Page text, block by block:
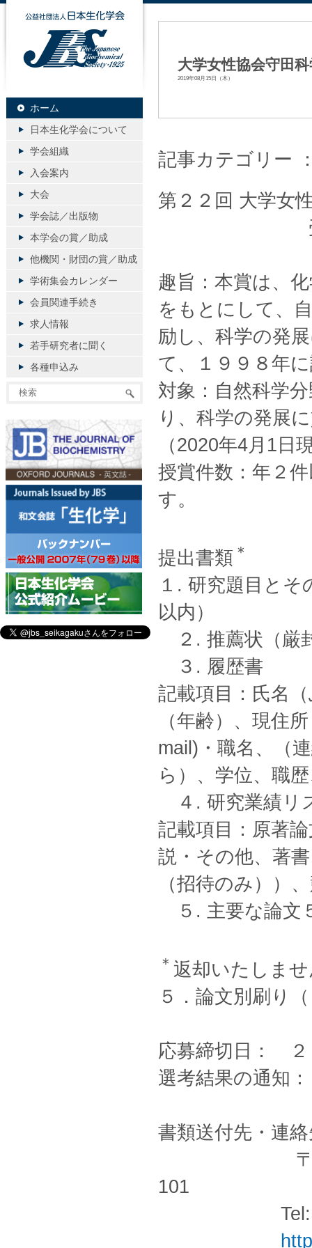
大学女性協会守田
2019年08月15日（木）
記事カテゴリー
第２２回 大学女
受賞候
趣旨：本賞は、
をもとにして、
励し、科学の発
て、１９９８年
対象：自然科学
り、科学の発展
（2020年4月1日
授賞件数：年２
す。
提出書類 ＊
１. 研究題目と
以内）
２. 推薦状（厳
３. 履歴書
記載項目：氏名
（年齢）、現住
mail)・職名、（
ら）、学位、職
４. 研究業績リ
記載項目：原著
説・その他、著
（招待のみ））
５. 主要な論文
＊ 返却いたしま
５．論文別刷り
応募締切日： ２
選考結果の通知
書類送付先・連
〒160-
101
Tel: 03-
公益社団法人日本生化学会
ホーム
日本生化学会について
学会組織
入会案内
大会
学会誌／出版物
本学会の賞／助成
他機関・財団の賞／助成
学術集会カレンダー
会員関連手続き
求人情報
若手研究者に聞く
各種申込み